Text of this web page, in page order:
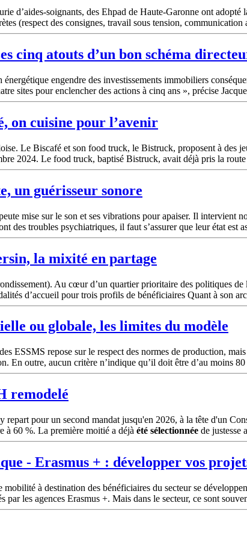
d’aides-soignants, des Ehpad de Haute-Garonne ont adopté
(respect des consignes, travail sous tension, communication
cinq atouts d’un bon schéma
engendre des investissements immobiliers
sites pour enclencher des actions à cinq ans », précise
on cuisine pour l’avenir
Le Biscafé et son food truck, le Bistruck, proposent à des
2024. Le food truck, baptisé Bistruck, avait déjà pris la
un guérisseur sonore
mise sur le son et ses vibrations pour apaiser. Il intervient
des troubles psychiatriques, il faut s’assurer que leur état est
la mixité en partage
Au cœur d’un quartier prioritaire des politiques de
d’accueil pour trois profils de bénéficiaires Quant à son
ou globale, les limites du modèle
ESSMS repose sur le respect des normes de production,
En outre, aucun critère n’indique qu’il doit être d’au moins
remodelé
pour un second mandat jusqu'en 2026, à la tête d'un
à 60 %. La première moitié a déjà été sélectionnée de justesse
- Erasmus + : développer vos
à destination des bénéficiaires du secteur se
par les agences Erasmus +. Mais dans le secteur, ce sont